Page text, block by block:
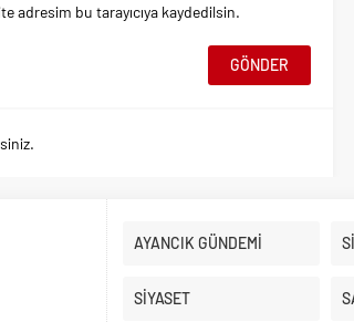
adresim bu tarayıcıya kaydedilsin.
AYANCIK GÜNDEMİ
SİYASET